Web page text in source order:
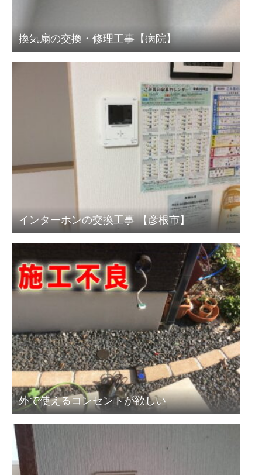
換気扇の交換・修理工事【病院】
インターホンの交換工事 【彦根市】
外で使えるコンセントが欲しい